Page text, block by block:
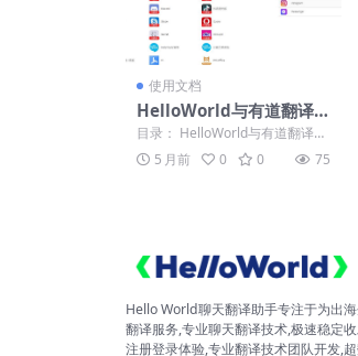
使用文档
HelloWorld与有道翻译
商务场景术语翻译准确率
对比
目录： HelloWorld与有道翻译商
务场景术语翻译准确率对比：免
费版下载谁更...
5 月前 0 0 75
Hello World聊天翻译助手专注于为出
翻译服务,专业聊天翻译技术,极速稳定
注册登录体验,专业翻译技术团队开发,超